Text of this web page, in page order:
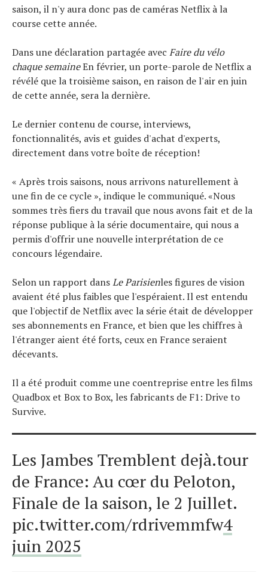
saison, il n'y aura donc pas de caméras Netflix à la
course cette année.
Dans une déclaration partagée avec Faire du vélo
chaque semaineEn février, un porte-parole de Netflix a
révélé que la troisième saison, en raison de l'air en juin
de cette année, sera la dernière.
Le dernier contenu de course, interviews,
fonctionnalités, avis et guides d'achat d'experts,
directement dans votre boîte de réception!
« Après trois saisons, nous arrivons naturellement à
une fin de ce cycle », indique le communiqué. «Nous
sommes très fiers du travail que nous avons fait et de la
réponse publique à la série documentaire, qui nous a
permis d'offrir une nouvelle interprétation de ce
concours légendaire.
Selon un rapport dansLe Parisienles figures de vision
avaient été plus faibles que l'espéraient. Il est entendu
que l'objectif de Netflix avec la série était de développer
ses abonnements en France, et bien que les chiffres à
l'étranger aient été forts, ceux en France seraient
décevants.
Il a été produit comme une coentreprise entre les films
Quadbox et Box to Box, les fabricants de F1: Drive to
Survive.
Les Jambes Tremblent dejà.tour
de France: Au cœr du Peloton,
Finale de la saison, le 2 Juillet.
pic.twitter.com/rdrivemmfw4
juin 2025